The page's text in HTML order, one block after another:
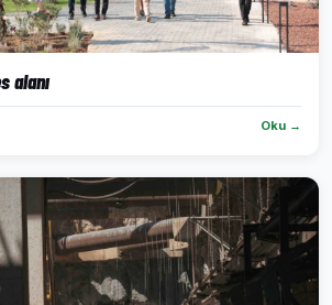
alanı
Oku →